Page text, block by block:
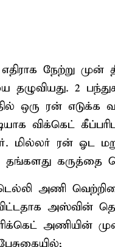
நேற்று
2
ஒரு ரன் எடுக்க
விக்கெட்
மில்லர் ரன் ஓட
கருத்தை
அணி
அஸ்வின்